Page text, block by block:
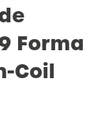
Forma
Coil